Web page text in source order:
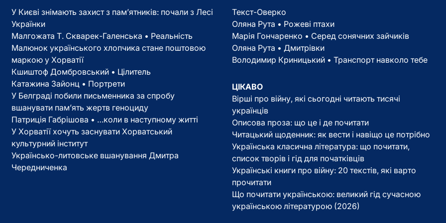
У Києві знімають захист з пам’ятників: почали з Лесі
Українки
Малгожата Т. Скварек-Галенська • Реальність
Малюнок українського хлопчика стане поштовою
маркою у Хорватії
Кшиштоф Домбровський • Цілитель
Катажина Зайонц • Портрети
У Белграді побили письменника за спробу
вшанувати пам’ять жертв геноциду
Патриція Габрішова • …коли в наступному житті
У Хорватії хочуть заснувати Хорватський
культурний інститут
Українсько-литовське вшанування Дмитра
Чередниченка
Текст-Оверко
Оляна Рута • Рожеві птахи
Марія Гончаренко • Серед сонячних зайчиків
Оляна Рута • Дмитрівки
Володимир Криницький • Транспорт навколо тебе
ЦІКАВО
Вірші про війну, які сьогодні читають тисячі
українців
Описова проза: що це і де почитати
Читацький щоденник: як вести і навіщо це потрібно
Українська класична література: що почитати,
список творів і гід для початківців
Українські книги про війну: 20 текстів, які варто
прочитати
Що почитати українською: великий гід сучасною
українською літературою (2026)